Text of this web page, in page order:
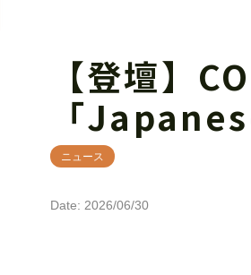
【登壇】
「
ニュース
Date: 2026/06/30